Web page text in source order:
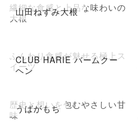
山田ねずみ大根
繊細な食感と上品な味わいの
大根
CLUB HARIE バームクー
ヘン
ふんわり食感が魅せる極上ス
イーツ
うばがもち
歴史と想いを包むやさしい甘
味